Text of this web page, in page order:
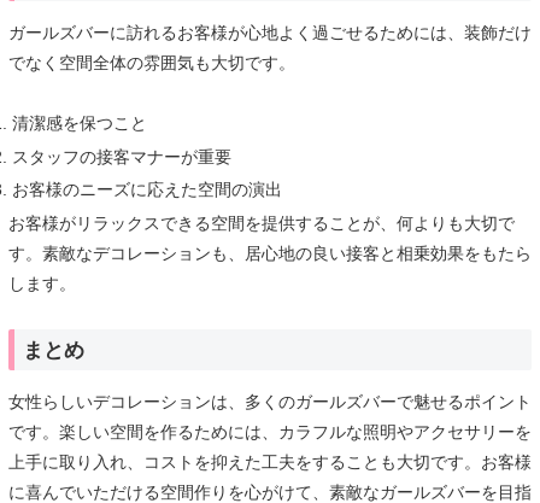
ガールズバーに訪れるお客様が心地よく過ごせるためには、装飾だけ
でなく空間全体の雰囲気も大切です。
清潔感を保つこと
スタッフの接客マナーが重要
お客様のニーズに応えた空間の演出
お客様がリラックスできる空間を提供することが、何よりも大切で
す。素敵なデコレーションも、居心地の良い接客と相乗効果をもたら
します。
まとめ
女性らしいデコレーションは、多くのガールズバーで魅せるポイント
です。楽しい空間を作るためには、カラフルな照明やアクセサリーを
上手に取り入れ、コストを抑えた工夫をすることも大切です。お客様
に喜んでいただける空間作りを心がけて、素敵なガールズバーを目指